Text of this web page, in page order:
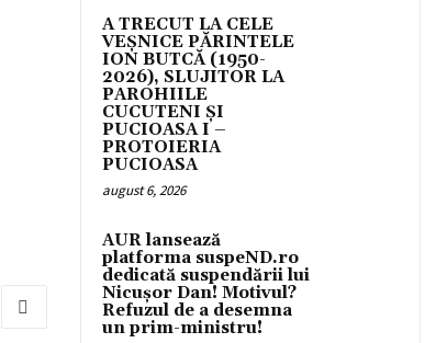
A TRECUT LA CELE
VEȘNICE PĂRINTELE
ION BUTCĂ (1950-
2026), SLUJITOR LA
PAROHIILE
CUCUTENI ȘI
PUCIOASA I –
PROTOIERIA
PUCIOASA
august 6, 2026
AUR lansează
platforma suspeND.ro
dedicată suspendării lui
Nicușor Dan! Motivul?
Refuzul de a desemna
un prim-ministru!